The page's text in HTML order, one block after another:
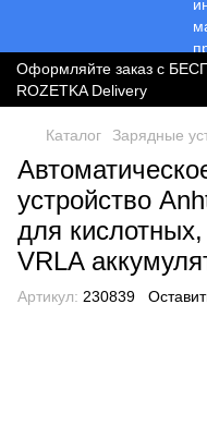
Оформляйте заказ с
ROZETKA Delivery
Каталог Зарядные
устройство
для
VRLA
Артикул: 230839